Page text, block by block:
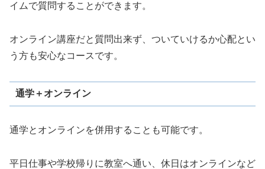
イムで質問することができます。
オンライン講座だと質問出来ず、ついていけるか心配とい
う方も安心なコースです。
通学＋オンライン
通学とオンラインを併用することも可能です。
平日仕事や学校帰りに教室へ通い、休日はオンラインなど